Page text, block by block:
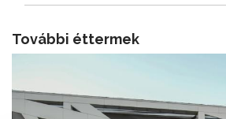
További éttermek